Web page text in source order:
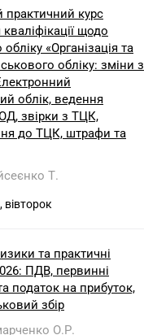
курс
щодо
«Організація та
обліку: зміни з
облік, ведення
звірки з ТЦК,
до ТЦК, штрафи та
Т.
вівторок
та практичні
ПДВ, первинні
податок на прибуток,
збір
О.Р.